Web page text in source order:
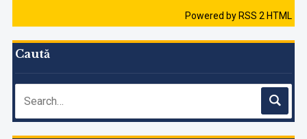
Powered by RSS 2 HTML
Caută